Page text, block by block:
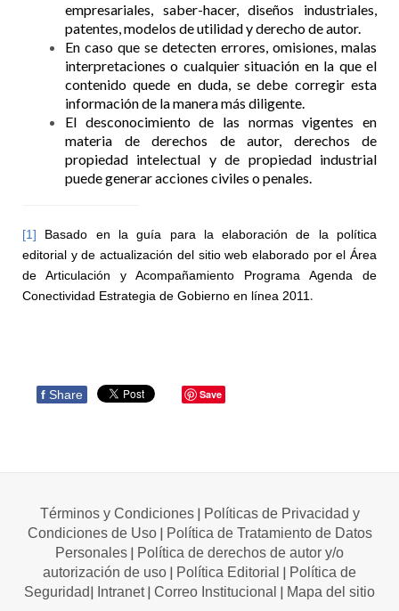
empresariales, saber-hacer, diseños industriales,
patentes, modelos de utilidad y derecho de autor.
En caso que se detecten errores, omisiones, malas
interpretaciones o cualquier situación en la que el
contenido quede en duda, se debe corregir esta
información de la manera más diligente.
El desconocimiento de las normas vigentes en
materia de derechos de autor, derechos de
propiedad intelectual y de propiedad industrial
puede generar acciones civiles o penales.
[1] Basado en la guía para la elaboración de la política
editorial y de actualización del sitio web elaborado por el Área
de Articulación y Acompañamiento Programa Agenda de
Conectividad Estrategia de Gobierno en línea 2011 .
f Share Save
Términos y Condiciones| Políticas de Privacidad y
Condiciones de Uso| Política de Tratamiento de Datos
Personales | Política de derechos de autor y/o
autorización de uso | Política Editorial | Política de
Seguridad| Intranet| Correo Institucional | Mapa del sitio